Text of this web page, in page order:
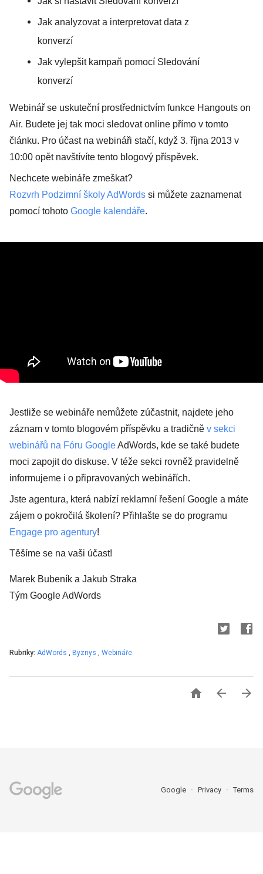
Jak analyzovat a interpretovat data z
konverzí
Jak vylepšit kampaň pomocí Sledování
konverzí
Webinář se uskuteční prostřednictvím funkce Hangouts on
Air. Budete jej tak moci sledovat online přímo v tomto
článku. Pro ​​účast na webináři stačí, když 3. října 2013 v
10:00 opět navštívíte tento blogový příspěvek.
Nechcete webináře zmeškat?
Rozvrh Podzimní školy AdWords si můžete zaznamenat
pomocí tohoto Google kalendáře.
Jestliže se webináře nemůžete zúčastnit, najdete jeho
záznam v tomto blogovém příspěvku a tradičně v sekci
webinářů na Fóru GoogleAdWords, kde se také budete
moci zapojit do diskuse. V téže sekci rovněž pravidelně
informujeme i o připravovaných webinářích.
Jste agentura, která nabízí reklamní řešení Google a máte
zájem o pokročilá školení? Přihlašte se do programu
Engage pro agentury!
Těšíme se na vaši účast!
Marek Bubeník a Jakub Straka
Tým Google AdWords
Rubriky: AdWords , Byznys , Webináře
  
Google Privacy Terms